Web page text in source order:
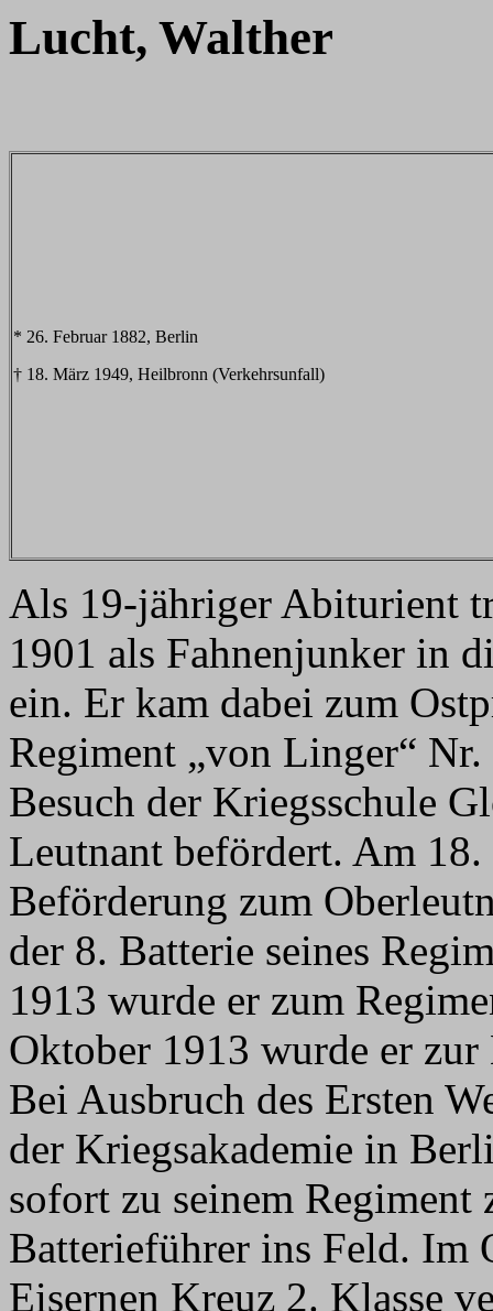
Lucht, Walther
* 26. Februar 1882, Berlin
† 18. März 1949, Heilbronn (Verkehrsunfall)
Als 19-jähriger Abiturient
1901 als Fahnenjunker in
ein. Er kam dabei zum
Regiment „von Linger“
Besuch der Kriegsschule
Leutnant befördert. Am
Beförderung zum
der 8. Batterie seines
1913 wurde er zum
Oktober 1913 wurde er
Bei Ausbruch des Ersten
der Kriegsakademie in
sofort zu seinem
Batterieführer ins Feld. Im
Eisernen Kreuz 2. Klasse